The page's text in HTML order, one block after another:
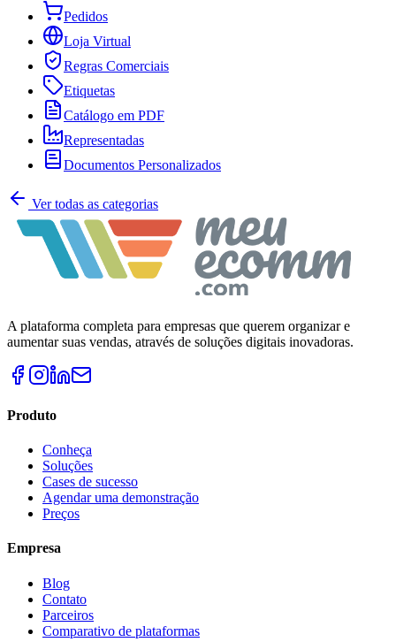
Pedidos
Loja Virtual
Regras Comerciais
Etiquetas
Catálogo em PDF
Representadas
Documentos Personalizados
Ver todas as categorias
A plataforma completa para empresas que querem organizar e
aumentar suas vendas, através de soluções digitais inovadoras.
Produto
Conheça
Soluções
Cases de sucesso
Agendar uma demonstração
Preços
Empresa
Blog
Contato
Parceiros
Comparativo de plataformas